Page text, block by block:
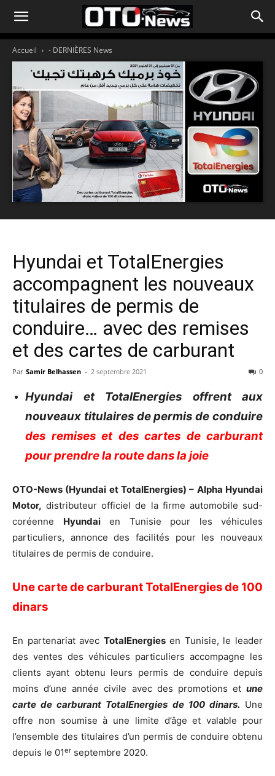
Accueil - DERNIÈRES News
Hyundai et TotalEnergies
accompagnent les nouveaux
titulaires de permis de
conduire… avec des remises
et des cartes de carburant
Par Samir Belhassen - 2 septembre 2021 0
Hyundai et TotalEnergies offrent aux
nouveaux titulaires de permis de conduire
des remises et des cartes de carburant
pour prendre la route dans la joie
OTO-News (Hyundai et TotalEnergies) – Alpha Hyundai
Motor, distributeur officiel de la firme automobile sud-
coréenne Hyundaien Tunisie pour les véhicules
particuliers, annonce des facilités pour les nouveaux
titulaires de permis de conduire.
Une carte de carburant TotalEnergies de 100
dinars
En partenariat avec TotalEnergiesen Tunisie, le leader
des ventes des véhicules particuliers accompagne les
clients ayant obtenu leurs permis de conduire depuis
moins d’une année civile avec des promotions et une
carte de carburant TotalEnergies de 100 dinars. Une
offre non soumise à une limite d’âge et valable pour
l’ensemble des titulaires d’un permis de conduire obtenu
depuis le 01er septembre 2020.